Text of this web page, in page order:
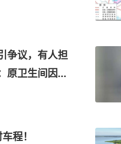
争议，有人担
原卫生间因设
程！